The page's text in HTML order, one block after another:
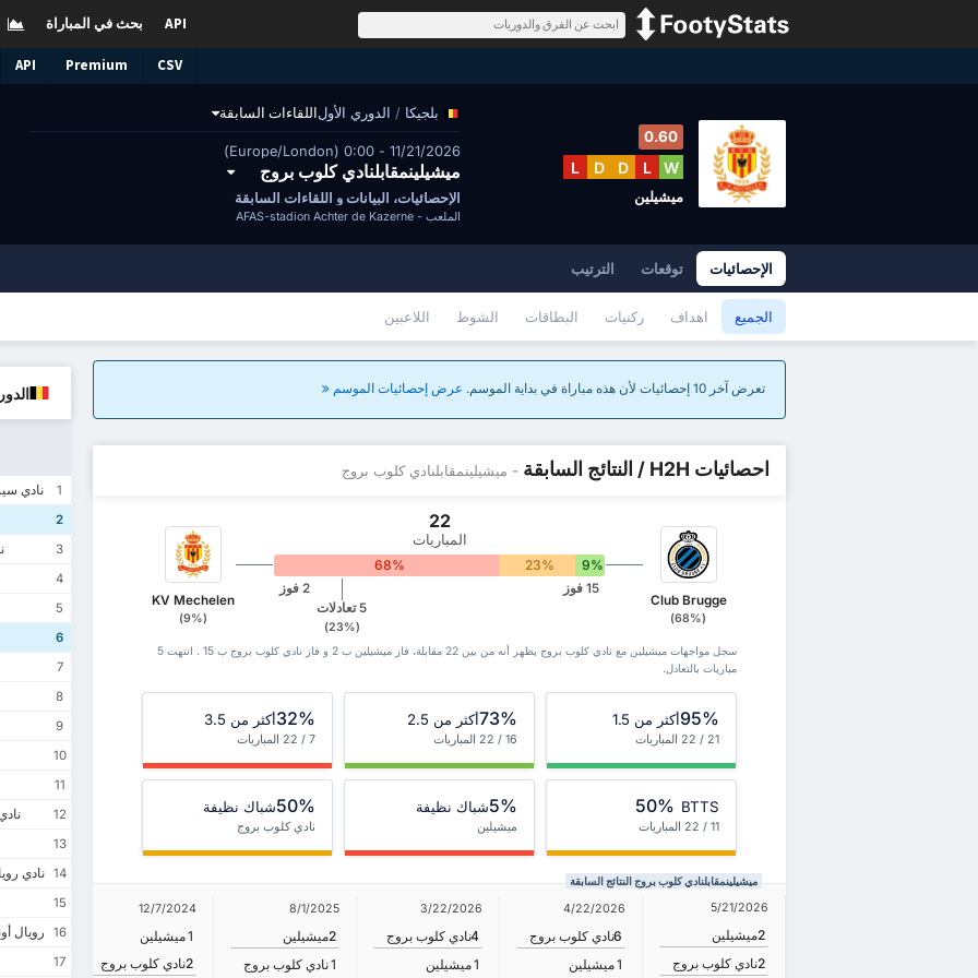
بحث في المباراة API
API Premium CSV
بلجيكا / الدوري الأولاللقاءات السابقة
11/21/2026 - 0:00 (Europe/London)
ميشيلينمقابلنادي كلوب بروج
الإحصائيات، البيانات و اللقاءات السابقة
الملعب - AFAS-stadion Achter de Kazerne
0.60
W
L
D
D
L
ميشيلين
الإحصائيات توقعات الترتيب
الجميع اهداف ركنيات البطاقات الشوط اللاعبين
تعرض آخر 10 إحصائيات لأن هذه مباراة في بداية الموسم. عرض إحصائيات الموسم
احصائيات H2H / النتائج السابقة - ميشيلينمقابلنادي كلوب بروج
KV Mechelen
(9%)
22
المباريات
9%
23%
68%
2 فوز
5 تعادلات
(23%)
15 فوز
Club Brugge
(68%)
سجل مواجهات ميشيلين مع نادي كلوب بروج يظهر أنه من بين 22 ‏مقابلة، فاز ميشيلين ب 2 و فاز نادي كلوب بروج ب 15 . انتهت 5
مباريات بالتعادل.
95%أكثر من 1.5
21 / 22 المباريات
73%أكثر من 2.5
16 / 22 المباريات
32%أكثر من 3.5
7 / 22 المباريات
50% BTTS
11 / 22 المباريات
5%شباك نظيفة
ميشيلين
50%شباك نظيفة
نادي كلوب بروج
ميشيلينمقابلنادي كلوب بروج النتائج السابقة
5/21/2026
ميشيلين2
نادي كلوب بروج2
4/22/2026
نادي كلوب بروج6
ميشيلين1
3/22/2026
نادي كلوب بروج4
ميشيلين1
8/1/2025
ميشيلين2
نادي كلوب بروج1
12/7/2024
ميشيلين1
نادي كلوب بروج2
26/2024
نادي
1 نادي
2
3
4
5
6
7
8
9
10
11
12
13
14 نادي
15
16
رويال
17